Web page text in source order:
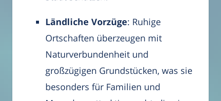
Ländliche Vorzüge: Ruhige
Ortschaften überzeugen mit
Naturverbundenheit und
großzügigen Grundstücken, was sie
besonders für Familien und